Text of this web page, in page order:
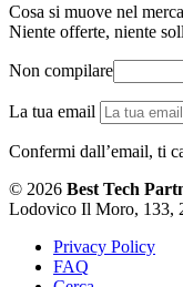
Cosa si muove nel
Niente offerte, niente
Non compilare
La tua email
Confermi dall’email, ti
© 2026 Best Tech
Lodovico Il Moro, 133,
Privacy Policy
FAQ